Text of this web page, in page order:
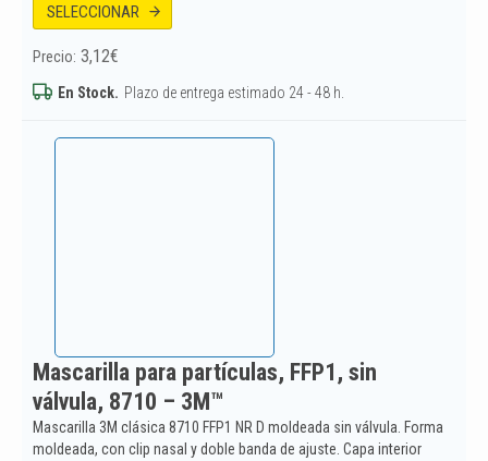
SELECCIONAR
Precio: 3,12€
En Stock. Plazo de entrega estimado 24 - 48 h.
Mascarilla para partículas, FFP1, sin
válvula, 8710 – 3M™
Mascarilla 3M clásica 8710 FFP1 NR D moldeada sin válvula. Forma
moldeada, con clip nasal y doble banda de ajuste. Capa interior